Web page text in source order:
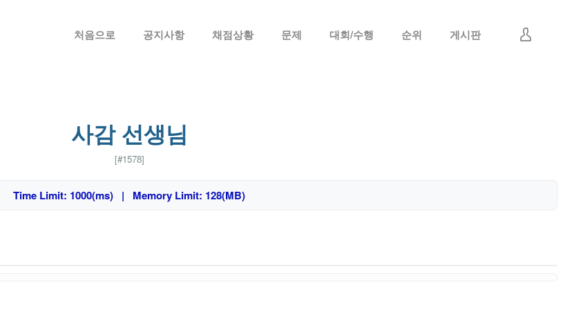
처음으로 공지사항 채점상황 문제 대회/수행 순위 게시판
사감 선생님
[#1578]
Time Limit: 1000(ms) | Memory Limit: 128(MB)